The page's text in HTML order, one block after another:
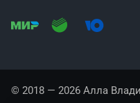
© 2018 — 2026 Алла